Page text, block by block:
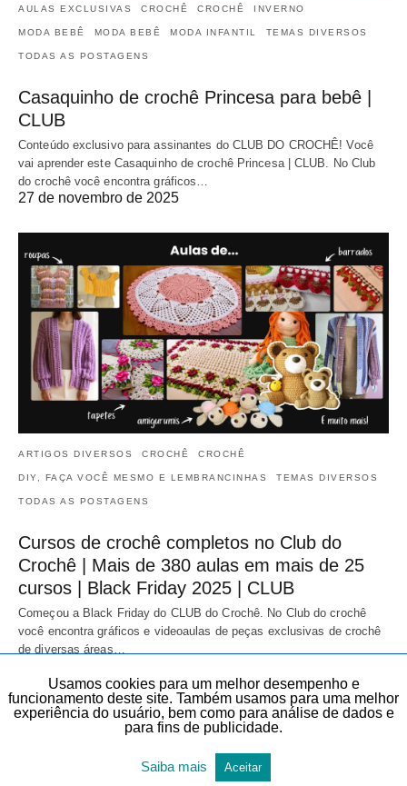
AULAS EXCLUSIVAS CROCHÊ CROCHÊ INVERNO
MODA BEBÊ MODA BEBÊ MODA INFANTIL TEMAS DIVERSOS
TODAS AS POSTAGENS
Casaquinho de crochê Princesa para bebê |
CLUB
Conteúdo exclusivo para assinantes do CLUB DO CROCHÊ! Você
vai aprender este Casaquinho de crochê Princesa | CLUB. No Club
do crochê você encontra gráficos…
27 de novembro de 2025
ARTIGOS DIVERSOS CROCHÊ CROCHÊ
DIY, FAÇA VOCÊ MESMO E LEMBRANCINHAS TEMAS DIVERSOS
TODAS AS POSTAGENS
Cursos de crochê completos no Club do
Crochê | Mais de 380 aulas em mais de 25
cursos | Black Friday 2025 | CLUB
Começou a Black Friday do CLUB do Crochê. No Club do crochê
você encontra gráficos e videoaulas de peças exclusivas de crochê
de diversas áreas…
Usamos cookies para um melhor desempenho e
funcionamento deste site. Também usamos para uma melhor
experiência do usuário, bem como para análise de dados e
para fins de publicidade.
Saiba mais Aceitar